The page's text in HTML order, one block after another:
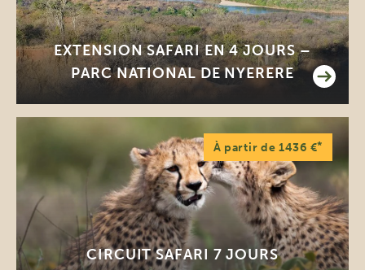
EXTENSION SAFARI EN 4 JOURS –
PARC NATIONAL DE NYERERE
À partir de 1436 €*
CIRCUIT SAFARI 7 JOURS